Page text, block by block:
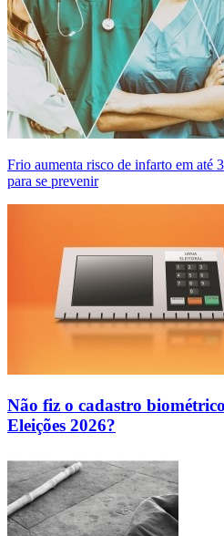
Frio aumenta risco de infarto em até
para se prevenir
Não fiz o cadastro
Eleições 2026?